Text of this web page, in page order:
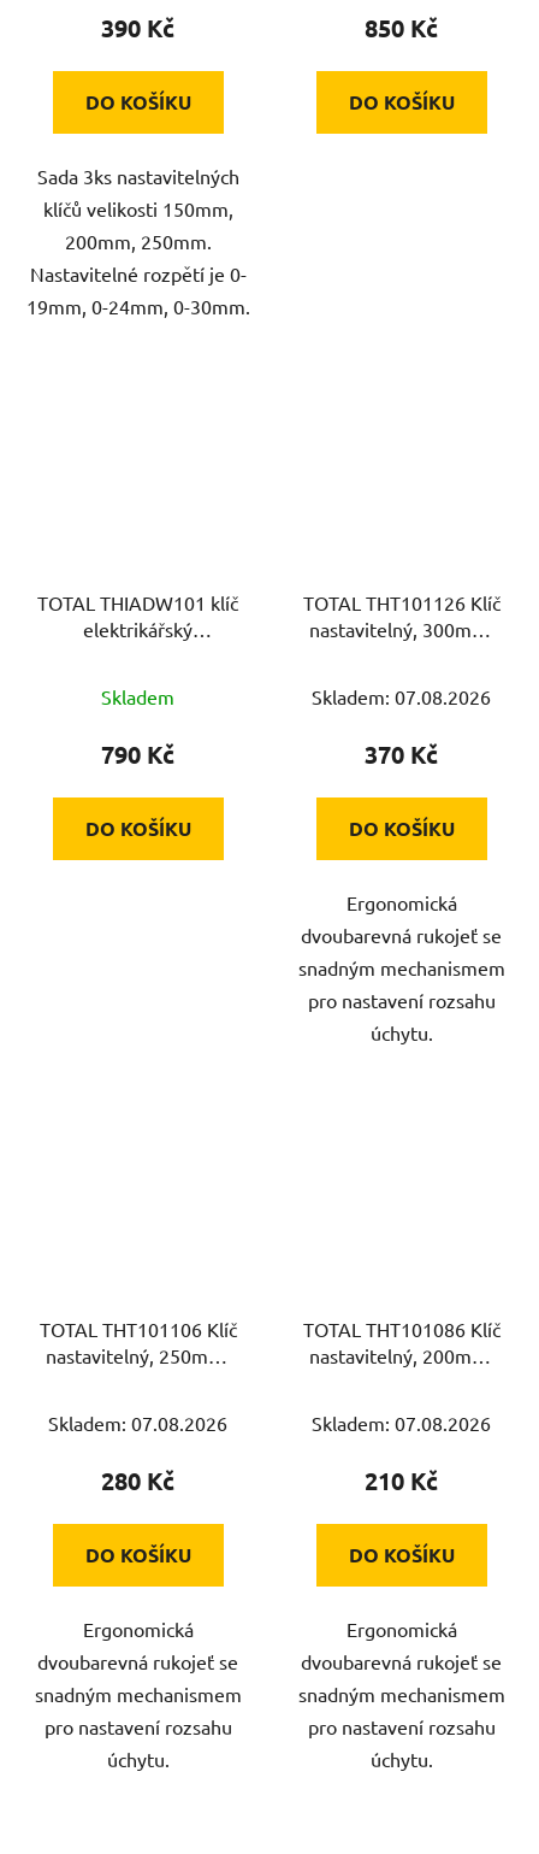
390 Kč
DO KOŠÍKU
Sada 3ks nastavitelných
klíčů velikosti 150mm,
200mm, 250mm.
Nastavitelné rozpětí je 0-
19mm, 0-24mm, 0-30mm.
850 Kč
DO KOŠÍKU
TOTAL THIADW101 klíč
elektrikářský
Skladem
790 Kč
DO KOŠÍKU
TOTAL THT101126 Klíč
nastavitelný, 300mm,
Skladem: 07.08.2026
370 Kč
DO KOŠÍKU
Ergonomická
dvoubarevná rukojeť se
snadným mechanismem
pro nastavení rozsahu
úchytu.
TOTAL THT101106 Klíč
nastavitelný, 250mm,
Skladem: 07.08.2026
280 Kč
DO KOŠÍKU
Ergonomická
dvoubarevná rukojeť se
snadným mechanismem
pro nastavení rozsahu
úchytu.
TOTAL THT101086 Klíč
nastavitelný, 200mm,
Skladem: 07.08.2026
210 Kč
DO KOŠÍKU
Ergonomická
dvoubarevná rukojeť se
snadným mechanismem
pro nastavení rozsahu
úchytu.